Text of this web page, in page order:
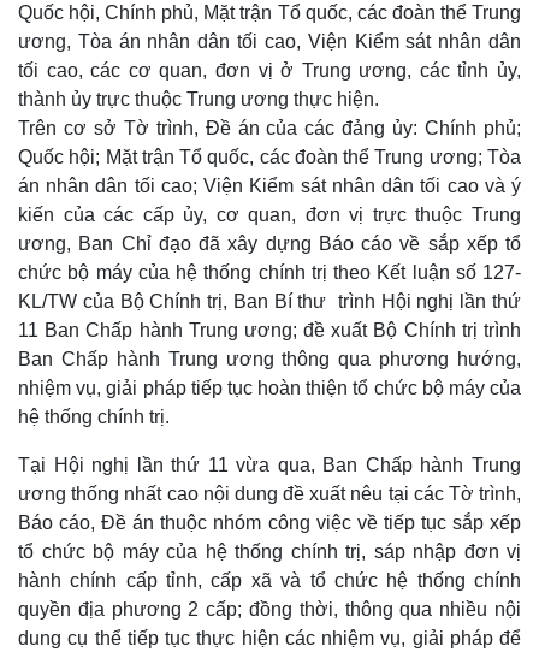
Sức khỏe
Dinh dưỡng - món ngon
Cây thuốc
Sản phụ khoa
Nhi khoa
Nam khoa
Làm đẹp - giảm cân
Phòng mạch online
Ăn sạch sống khỏe
Đời sống
Nhà đẹp
Blog
Tình yêu - Gia đình
Quốc hội, Chính phủ, Mặt trận Tổ quốc, các đoàn thể Trung
ương, Tòa án nhân dân tối cao, Viện Kiểm sát nhân dân
tối cao, các cơ quan, đơn vị ở Trung ương, các tỉnh ủy,
thành ủy trực thuộc Trung ương thực hiện.
Trên cơ sở Tờ trình, Đề án của các đảng ủy: Chính phủ;
Quốc hội; Mặt trận Tổ quốc, các đoàn thể Trung ương; Tòa
án nhân dân tối cao; Viện Kiểm sát nhân dân tối cao và ý
kiến của các cấp ủy, cơ quan, đơn vị trực thuộc Trung
ương, Ban Chỉ đạo đã xây dựng Báo cáo về sắp xếp tổ
chức bộ máy của hệ thống chính trị theo Kết luận số 127-
KL/TW của Bộ Chính trị, Ban Bí thư trình Hội nghị lần thứ
11 Ban Chấp hành Trung ương; đề xuất Bộ Chính trị trình
Ban Chấp hành Trung ương thông qua phương hướng,
nhiệm vụ, giải pháp tiếp tục hoàn thiện tổ chức bộ máy của
hệ thống chính trị.
Tại Hội nghị lần thứ 11 vừa qua, Ban Chấp hành Trung
ương thống nhất cao nội dung đề xuất nêu tại các Tờ trình,
Báo cáo, Đề án thuộc nhóm công việc về tiếp tục sắp xếp
tổ chức bộ máy của hệ thống chính trị, sáp nhập đơn vị
hành chính cấp tỉnh, cấp xã và tổ chức hệ thống chính
quyền địa phương 2 cấp; đồng thời, thông qua nhiều nội
dung cụ thể tiếp tục thực hiện các nhiệm vụ, giải pháp để